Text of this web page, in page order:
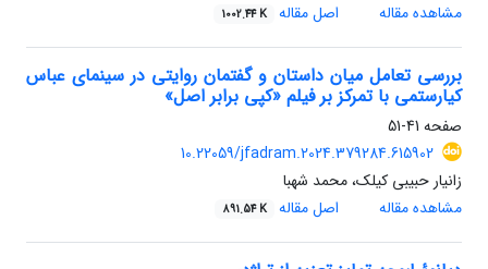
مشاهده مقاله
اصل مقاله 1002.44 K
بررسی تعامل میان داستان و گفتمان روایتی در سینمای عباس
کیارستمی با تمرکز بر فیلم «کپی برابر اصل»
صفحه 41-51
10.22059/jfadram.2024.379284.615902
زانیار حبیبی کیلک، محمد شهبا
مشاهده مقاله
اصل مقاله 891.54 K